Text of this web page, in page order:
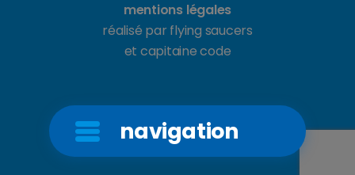
navigation
mentions légales
réalisé par flying saucers
et capitaine code